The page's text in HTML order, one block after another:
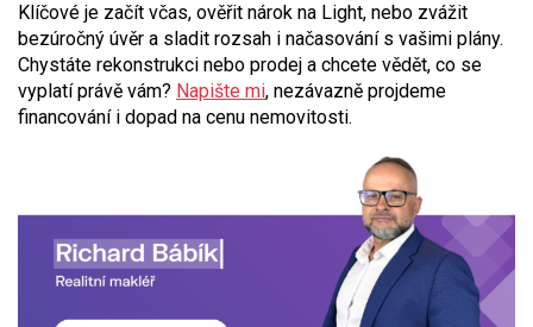
Klíčové je začít včas, ověřit nárok na Light, nebo zvážit
bezúročný úvěr a sladit rozsah i načasování s vašimi plány.
Chystáte rekonstrukci nebo prodej a chcete vědět, co se
vyplatí právě vám? Napište mi, nezávazně projdeme
financování i dopad na cenu nemovitosti.